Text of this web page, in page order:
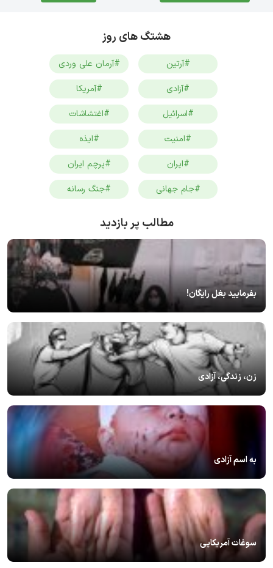
هشتگ های روز
#آرتین
#آرمان علی وردی
#آزادی
#آمریکا
#اسرائیل
#اغتشاشات
#امنیت
#ایذه
#ایران
#پرچم ایران
#جام جهانی
#جنگ رسانه
مطالب پر بازدید
بفرمایید بغل رایگان!
زن، زندگی، آزادی
به اسم آزادی
سوغات آمریکایی